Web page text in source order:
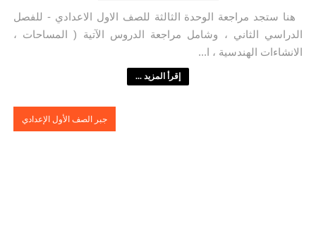
هنا ستجد مراجعة الوحدة الثالثة للصف الاول الاعدادي - للفصل
الدراسي الثاني ، وشامل مراجعة الدروس الآتية ( المساحات ،
الانشاءات الهندسية ، ا...
إقرأ المزيد ...
جبر الصف الأول الإعدادي